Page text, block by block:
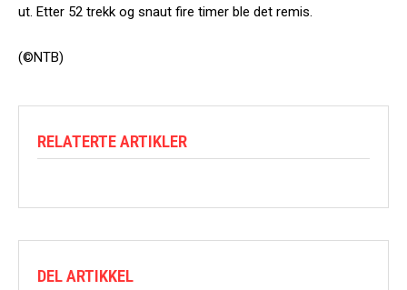
ut. Etter 52 trekk og snaut fire timer ble det remis.
(©NTB)
RELATERTE ARTIKLER
DEL ARTIKKEL